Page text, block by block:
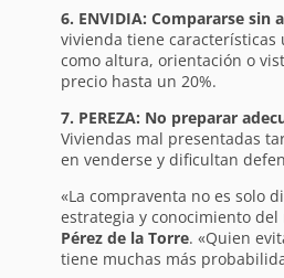
6. ENVIDIA: Compararse sin
vivienda tiene características
como altura, orientación o
precio hasta un 20%.
7. PEREZA: No preparar
Viviendas mal presentadas
en venderse y dificultan
«La compraventa no es solo
estrategia y conocimiento del
Pérez de la Torre. «Quien
tiene muchas más